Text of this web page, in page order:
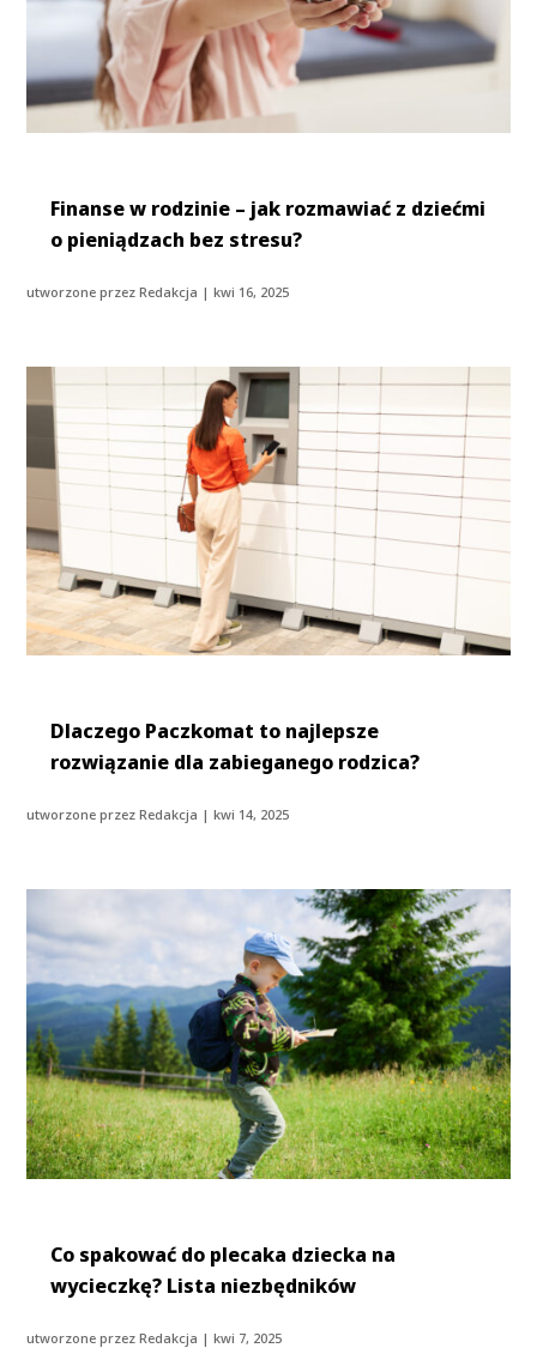
Finanse w rodzinie – jak rozmawiać z dziećmi
o pieniądzach bez stresu?
utworzone przezRedakcja |kwi 16, 2025
Dlaczego Paczkomat to najlepsze
rozwiązanie dla zabieganego rodzica?
utworzone przezRedakcja |kwi 14, 2025
Co spakować do plecaka dziecka na
wycieczkę? Lista niezbędników
utworzone przezRedakcja |kwi 7, 2025